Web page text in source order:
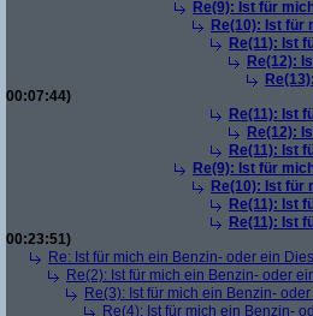
Re(9): Ist für
Re(10): Ist für
Re(11): Ist
Re(12):
00:07:44)
Re(11): Ist
Re(12):
Re(11): Ist
Re(9): Ist für
Re(10): Ist für
Re(11): Ist
Re(11): Ist
00:23:51)
Re: Ist für mich ein Benzin- oder ein
Re(2): Ist für mich ein Benzin- oder
Re(3): Ist für mich ein Benzin-
Re(4): Ist für mich ein Benzin-